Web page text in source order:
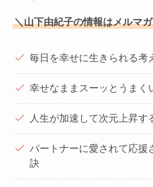
＼山下由紀子の情報はメルマ
毎日を幸せに生きられる考
幸せなままスーッとうまく
人生が加速して次元上昇す
パートナーに愛されて応援
訣